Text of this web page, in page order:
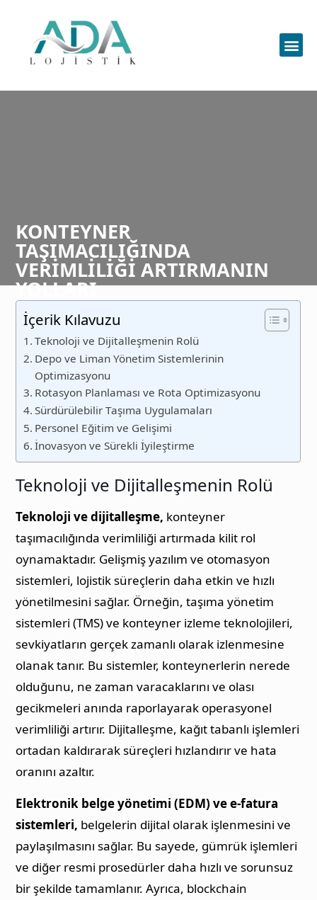
KONTEYNER
TAŞIMACILIĞINDA
VERIMLILIĞI ARTIRMANIN
YOLLARI
İçerik Kılavuzu
Teknoloji ve Dijitalleşmenin Rolü
Depo ve Liman Yönetim Sistemlerinin
Optimizasyonu
Rotasyon Planlaması ve Rota Optimizasyonu
Sürdürülebilir Taşıma Uygulamaları
Personel Eğitim ve Gelişimi
İnovasyon ve Sürekli İyileştirme
Teknoloji ve Dijitalleşmenin Rolü
Teknoloji ve dijitalleşme, konteyner
taşımacılığında verimliliği artırmada kilit rol
oynamaktadır. Gelişmiş yazılım ve otomasyon
sistemleri, lojistik süreçlerin daha etkin ve hızlı
yönetilmesini sağlar. Örneğin, taşıma yönetim
sistemleri (TMS) ve konteyner izleme teknolojileri,
sevkiyatların gerçek zamanlı olarak izlenmesine
olanak tanır. Bu sistemler, konteynerlerin nerede
olduğunu, ne zaman varacaklarını ve olası
gecikmeleri anında raporlayarak operasyonel
verimliliği artırır. Dijitalleşme, kağıt tabanlı işlemleri
ortadan kaldırarak süreçleri hızlandırır ve hata
oranını azaltır.
Elektronik belge yönetimi (EDM) ve e-fatura
sistemleri, belgelerin dijital olarak işlenmesini ve
paylaşılmasını sağlar. Bu sayede, gümrük işlemleri
ve diğer resmi prosedürler daha hızlı ve sorunsuz
bir şekilde tamamlanır. Ayrıca, blockchain